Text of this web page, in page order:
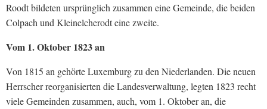
Roodt bildeten ursprünglich zusammen eine Gemeinde, die beiden
Colpach und Kleinelcherodt eine zweite.
Vom 1. Oktober 1823 an
Von 1815 an gehörte Luxemburg zu den Niederlanden. Die neuen
Herrscher reorganisierten die Landesverwaltung, legten 1823 recht
viele Gemeinden zusammen, auch, vom 1. Oktober an, die